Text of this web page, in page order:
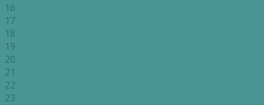
16
17
18
19
20
21
22
23